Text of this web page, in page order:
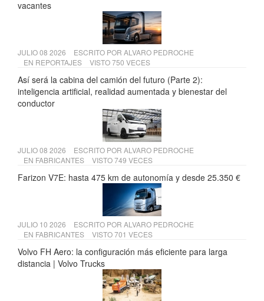
vacantes
JULIO 08 2026 ESCRITO POR ALVARO PEDROCHE
EN REPORTAJES VISTO 750 VECES
Así será la cabina del camión del futuro (Parte 2):
inteligencia artificial, realidad aumentada y bienestar del
conductor
JULIO 08 2026 ESCRITO POR ALVARO PEDROCHE
EN FABRICANTES VISTO 749 VECES
Farizon V7E: hasta 475 km de autonomía y desde 25.350 €
JULIO 10 2026 ESCRITO POR ALVARO PEDROCHE
EN FABRICANTES VISTO 701 VECES
Volvo FH Aero: la configuración más eficiente para larga
distancia | Volvo Trucks